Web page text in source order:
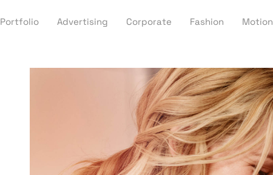
Portfolio Advertising Corporate Fashion Motion